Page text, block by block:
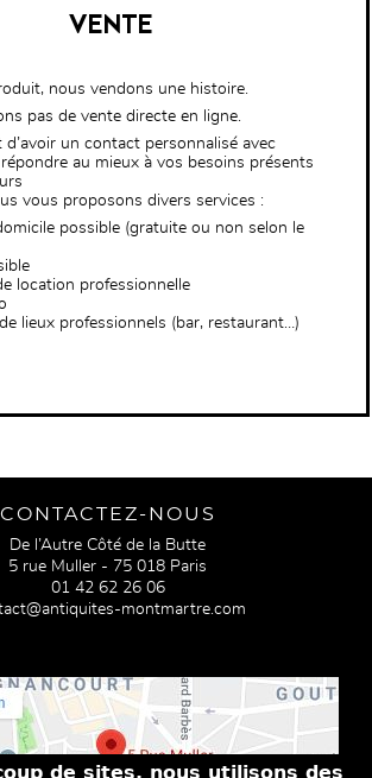
VENTE
nous vendons une histoire.
pas de vente directe en ligne.
d’avoir un contact personnalisé avec
au mieux à vos besoins présents
vous proposons divers services :
possible (gratuite ou non selon le
location professionnelle
lieux professionnels (bar, restaurant…)
CONTACTEZ-NOUS
De l’Autre Côté de la Butte
5 rue Muller - 75 018 Paris
01 42 62 26 06
montmartre.com
de sites, nous utilisons des